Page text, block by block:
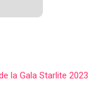
la Gala Starlite 2023